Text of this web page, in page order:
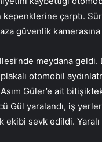
çarptı.
güvenlik kamerasına
meydana
otomobil
Güler’e ait
Gül yaralandı, iş
sevk edildi.